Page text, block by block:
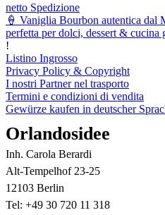
netto Spedizione
🍦 Vaniglia Bourbon autentica dal
perfetta per dolci, dessert & cucina
!
Listino Ingrosso
Privacy Policy & Copyright
I nostri Partner nel trasporto
Termini e condizioni di vendita
Gewürze kaufen in deutscher
Orlandosidee
Inh. Carola Berardi
Alt-Tempelhof 23-25
12103 Berlin
Tel: +49 30 720 11 318